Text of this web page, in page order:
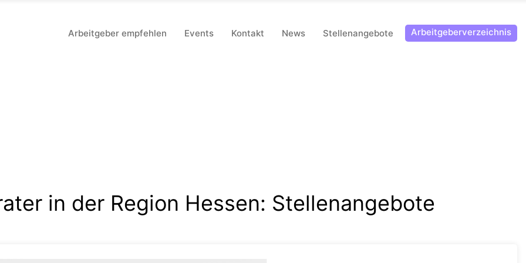
Arbeitgeber empfehlen Events Kontakt News Stellenangebote Arbeitgeberverzeichnis
in der Region Hessen: Stellenangebote